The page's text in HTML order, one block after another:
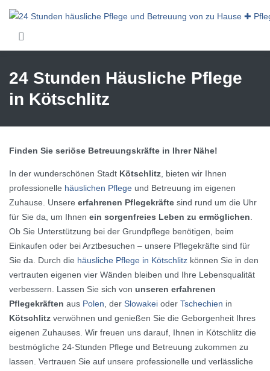
24 Stunden Häusliche Pflege
in Kötschlitz
Finden Sie seriöse Betreuungskräfte in Ihrer Nähe!
In der wunderschönen Stadt Kötschlitz, bieten wir Ihnen
professionelle häuslichen Pflege und Betreuung im eigenen
Zuhause. Unsere erfahrenen Pflegekräfte sind rund um die Uhr
für Sie da, um Ihnen ein sorgenfreies Leben zu ermöglichen.
Ob Sie Unterstützung bei der Grundpflege benötigen, beim
Einkaufen oder bei Arztbesuchen – unsere Pflegekräfte sind für
Sie da. Durch die häusliche Pflege in Kötschlitz können Sie in den
vertrauten eigenen vier Wänden bleiben und Ihre Lebensqualität
verbessern. Lassen Sie sich von unseren erfahrenen
Pflegekräften aus Polen, der Slowakei oder Tschechien in
Kötschlitz verwöhnen und genießen Sie die Geborgenheit Ihres
eigenen Zuhauses. Wir freuen uns darauf, Ihnen in Kötschlitz die
bestmögliche 24-Stunden Pflege und Betreuung zukommen zu
lassen. Vertrauen Sie auf unsere professionelle und verlässliche